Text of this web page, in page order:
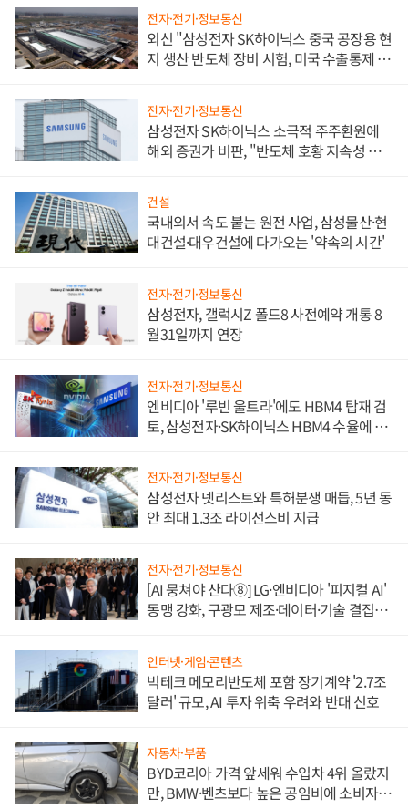
전자·전기·정보통신
외신 "삼성전자 SK하이닉스 중국 공장용 현
지 생산 반도체 장비 시험, 미국 수출통제 대
전자·전기·정보통신
삼성전자 SK하이닉스 소극적 주주환원에
해외 증권가 비판, "반도체 호황 지속성 의
건설
국내외서 속도 붙는 원전 사업, 삼성물산·현
대건설·대우건설에 다가오는 '약속의 시간'
전자·전기·정보통신
삼성전자, 갤럭시Z 폴드8 사전예약 개통 8
월31일까지 연장
전자·전기·정보통신
엔비디아 '루빈 울트라'에도 HBM4 탑재 검
토, 삼성전자·SK하이닉스 HBM4 수율에 주
전자·전기·정보통신
삼성전자 넷리스트와 특허분쟁 매듭, 5년 동
안 최대 1.3조 라이선스비 지급
전자·전기·정보통신
[AI 뭉쳐야 산다⑧] LG·엔비디아 '피지컬 AI'
동맹 강화, 구광모 제조·데이터·기술 결집
인터넷·게임·콘텐츠
빅테크 메모리반도체 포함 장기계약 '2.7조
달러' 규모, AI 투자 위축 우려와 반대 신호
자동차·부품
BYD코리아 가격 앞세워 수입차 4위 올랐지
만, BMW·벤츠보다 높은 공임비에 소비자